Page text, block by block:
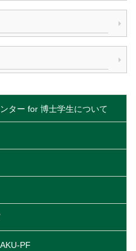
ター for 博士学生について
PF